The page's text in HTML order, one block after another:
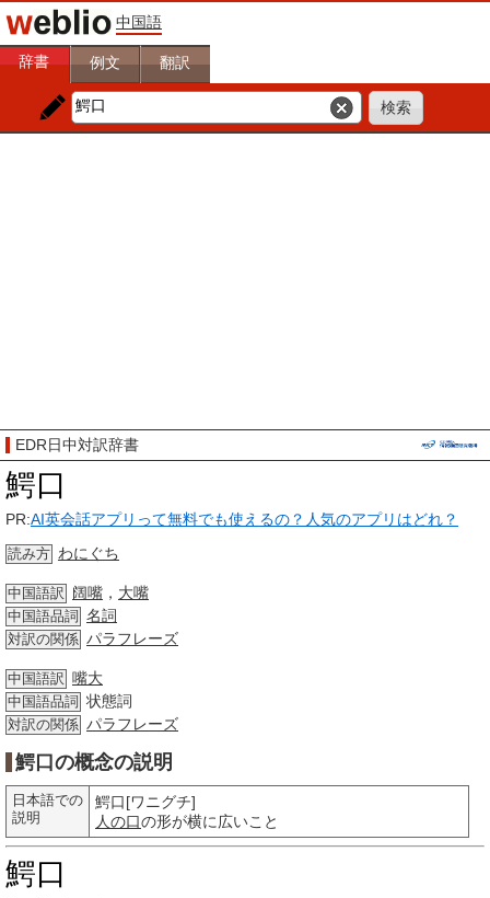
中国語
辞書 例文 翻訳
EDR日中対訳辞書
鰐口
PR:AI英会話アプリって無料でも使えるの？人気のアプリはどれ？
読み方 わにぐち
中国語訳 阔嘴 ， 大嘴
中国語品詞 名詞
対訳の関係 パラフレーズ
中国語訳 嘴大
中国語品詞 状態詞
対訳の関係 パラフレーズ
鰐口の概念の説明
日本語での
説明
鰐口[ワニグチ]
人の口の形が横に広いこと
鰐口